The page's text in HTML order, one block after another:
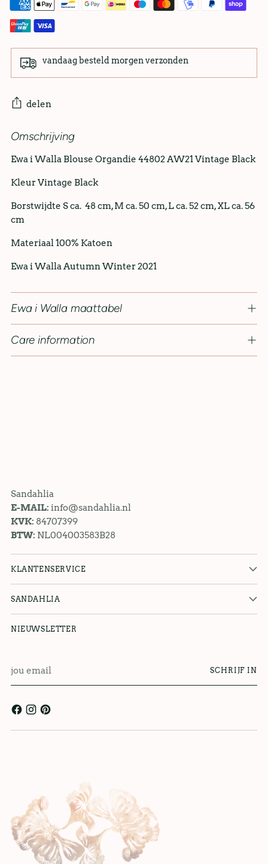
vandaag besteld morgen verzonden
delen
Omschrijving
Ewa i Walla Blouse Organdie 44802 AW21 Vintage Black
Kleur Vintage Black
Borstwijdte S ca. 48 cm, M ca. 50 cm, L ca. 52 cm, XL ca. 56
cm
Materiaal 100% Katoen
Ewa i Walla Autumn Winter 2021
Ewa i Walla maattabel
Care information
Sandahlia
E-MAIL: info@sandahlia.nl
KVK: 84707399
BTW: NL004003583B28
KLANTENSERVICE
SANDAHLIA
NIEUWSLETTER
email
SCHRIJF IN